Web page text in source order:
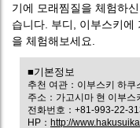
기에 모래찜질을 체험하
습니다. 부디, 이부스키에
을 체험해보세요.
■기본정보
추천 여관：이부스키 하쿠
주소：가고시마 현 이부
전화번호：+81-993-22-
HP： http://